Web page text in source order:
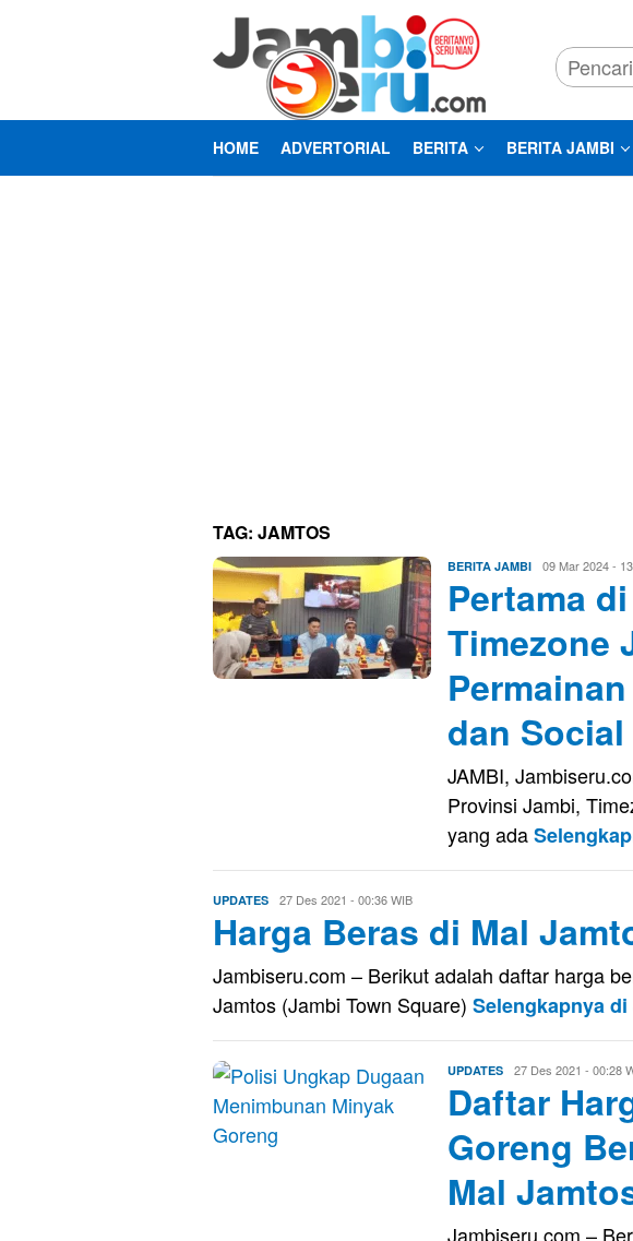
HOME ADVERTORIAL BERITA BERITA JAMBI
TAG: JAMTOS
BERITA JAMBI Evo
09 Mar 2024 -
Pertama
Timezone
dan
JAMBI,
Provinsi Jambi,
yang ada
UPDATES Evo
27 Des 2021 - 00:36 WIB
Harga Beras di Mal
Jambiseru.com – Berikut adalah daftar harga
Jamtos (Jambi Town Square) Selengkapnya
UPDATES Evo
27 Des 2021 - 00:28
Daftar
Goreng
Mal
Jambiseru.com –